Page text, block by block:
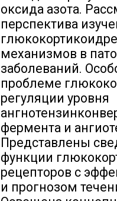
оксида азота.
перспектива
механизмов в
заболеваний.
проблеме
регуляции уровня
фермента и
Представлены
функции
рецепторов с
и прогнозом